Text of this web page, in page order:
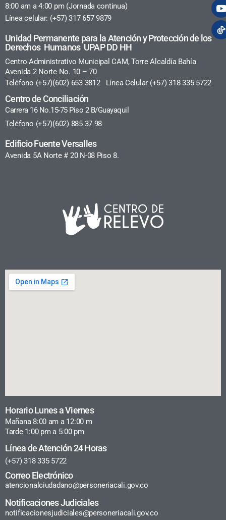
8:00 am a 4:00 pm (Jornada continua)
Línea celular: (+57) 317 657 9879
Unidad Permanente para la Atención y Protección de los
Derechos Humanos UPAP DD HH
Centro Administrativo Municipal CAM, Torre Alcaldía Bahía
Avenida 2 Norte No. 10 – 70
Teléfono (+57)(602) 653 3812 Línea Celular (+57) 318 335 5722
Centro de Conciliación
Carrera 16 No.15-75 Piso 2 B/Guayaquil
Teléfono (+57)(602) 885 37 98
Edificio Fuente Versalles
Avenida 5A Norte # 20 N-08 Piso 8.
Horario Lunes a Viernes
Mañana 8:00 am a 12:00 m
Tarde 1:00 pm a 5:00 pm
Línea de Atención 24 Horas
(+57) 318 335 5722
Correo Electrónico
atencionalciudadano@personeriacali.gov.co
Notificaciones Judiciales
notificacionesjudiciales@personeriacali.gov.co